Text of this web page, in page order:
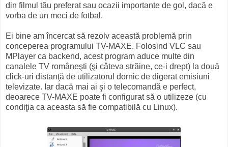
din filmul tău preferat sau ocazii importante de gol, dacă e
vorba de un meci de fotbal.
Ei bine am încercat să rezolv această problemă prin
conceperea programului TV-MAXE. Folosind VLC sau
MPlayer ca backend, acest program aduce multe din
canalele TV româneşti (şi câteva străine, ce-i drept) la două
click-uri distanţă de utilizatorul dornic de digerat emisiuni
televizate. Iar dacă mai ai şi o telecomandă e perfect,
deoarece TV-MAXE poate fi configurat să o utilizeze (cu
condiţia ca aceasta să fie compatibilă cu Linux).